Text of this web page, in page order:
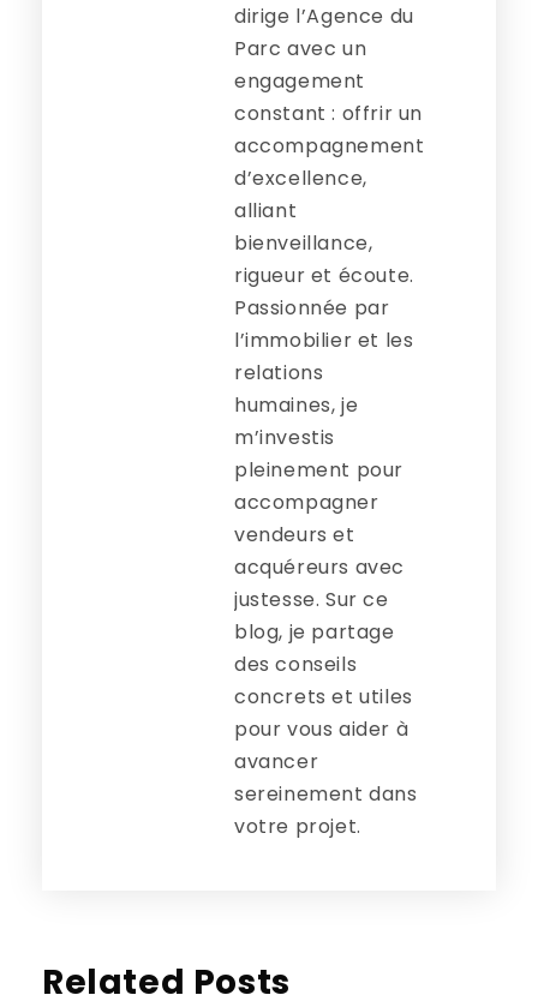
dirige l’Agence du
Parc avec un
engagement
constant : offrir un
accompagnement
d’excellence,
alliant
bienveillance,
rigueur et écoute.
Passionnée par
l’immobilier et les
relations
humaines, je
m’investis
pleinement pour
accompagner
vendeurs et
acquéreurs avec
justesse. Sur ce
blog, je partage
des conseils
concrets et utiles
pour vous aider à
avancer
sereinement dans
votre projet.
Related Posts